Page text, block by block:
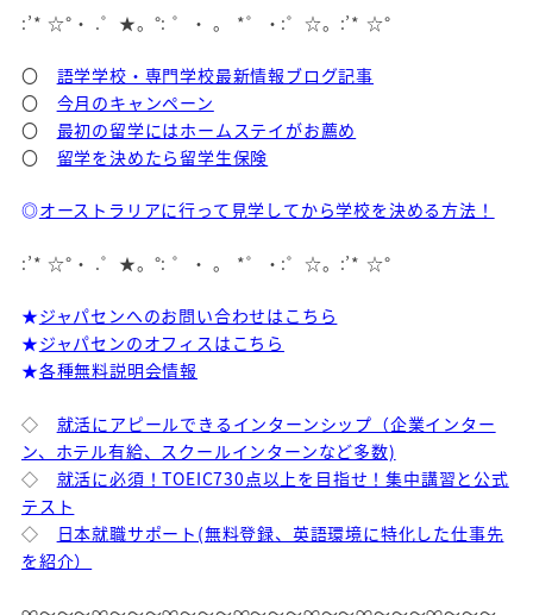
:’* ☆°・ .゜★。°: ゜・ 。 *゜・:゜☆。:’* ☆°
〇 語学学校・専門学校最新情報ブログ記事
〇 今月のキャンペーン
〇 最初の留学にはホームステイがお薦め
〇 留学を決めたら留学生保険
◎オーストラリアに行って見学してから学校を決める方法！
:’* ☆°・ .゜★。°: ゜・ 。 *゜・:゜☆。:’* ☆°
★ジャパセンへのお問い合わせはこちら
★ジャパセンのオフィスはこちら
★各種無料説明会情報
◇ 就活にアピールできるインターンシップ（企業インター
ン、ホテル有給、スクールインターンなど多数)
◇ 就活に必須！TOEIC730点以上を目指せ！集中講習と公式
テスト
◇
日本就職サポート(無料登録、英語環境に特化した仕事先
を紹介）